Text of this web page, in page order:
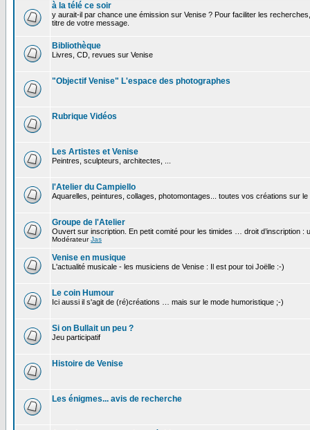
à la télé ce soir
y aurait-il par chance une émission sur Venise ? Pour faciliter les
titre de votre message.
Bibliothèque
Livres, CD, revues sur Venise
"Objectif Venise" L'espace des photographes
Rubrique Vidéos
Les Artistes et Venise
Peintres, sculpteurs, architectes, ...
l'Atelier du Campiello
Aquarelles, peintures, collages, photomontages... toutes vos créations sur le
Groupe de l'Atelier
Ouvert sur inscription. En petit comité pour les timides … droit d’inscription :
ModérateurJas
Venise en musique
L'actualité musicale - les musiciens de Venise : Il est pour toi Joëlle :-)
Le coin Humour
Ici aussi il s'agit de (ré)créations … mais sur le mode humoristique ;-)
Si on Bullait un peu ?
Jeu participatif
Histoire de Venise
Les énigmes... avis de recherche